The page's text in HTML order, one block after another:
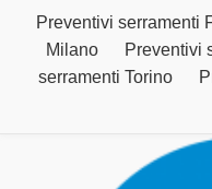
Preventivi serramenti
Milano
Preventivi
serramenti Torino